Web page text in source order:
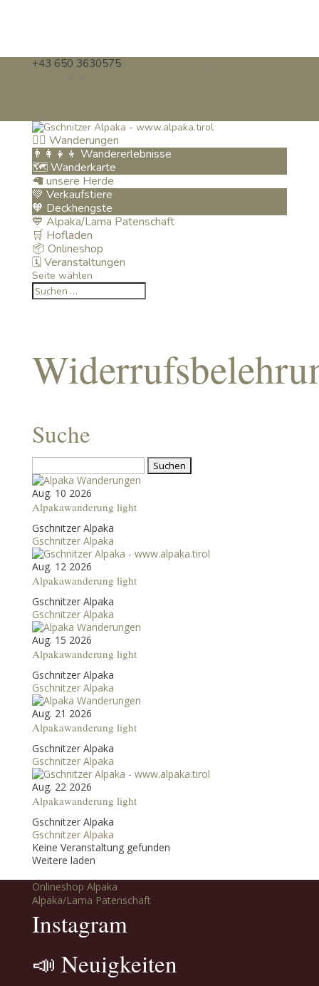
+43 650 3630575
🚶‍♂️ Wanderungen
👨‍👩‍👧‍👦 Wandererlebnisse
🗺️ Wanderkarte
🦙 unsere Herde
💚 Verkaufstiere
🧡 Deckhengste
💙 Alpaka/Lama Patenschaft
🛒 Hofladen
📦 Onlineshop
🗓️ Veranstaltungen
Seite wählen
Suche
Suchen
nach:
Aug. 10 2026
Alpakawanderung light
Gschnitzer Alpaka
Gschnitzer Alpaka
Aug. 12 2026
Alpakawanderung light
Gschnitzer Alpaka
Gschnitzer Alpaka
Aug. 15 2026
Alpakawanderung light
Gschnitzer Alpaka
Gschnitzer Alpaka
Aug. 21 2026
Alpakawanderung light
Gschnitzer Alpaka
Gschnitzer Alpaka
Aug. 22 2026
Alpakawanderung light
Gschnitzer Alpaka
Gschnitzer Alpaka
Keine Veranstaltung gefunden
Weitere laden
Onlineshop Alpaka
Alpaka/Lama Patenschaft
Instagram
📣 Neuigkeiten